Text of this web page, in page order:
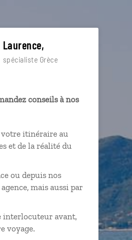
Laurence,
spécialiste Grèce
conseils à nos
itinéraire au
et de la réalité du
ou depuis nos
mais aussi par
interlocuteur avant,
voyage.